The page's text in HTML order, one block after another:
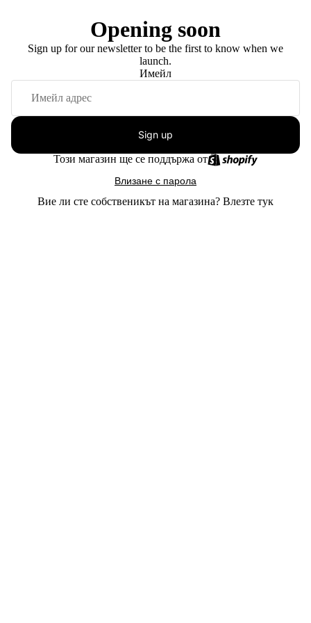
Opening soon
Sign up for our newsletter to be the first to know when we
launch.
Имейл
Sign up
Този магазин ще се поддържа от
Влизане с парола
Вие ли сте собственикът на магазина? Влезте тук